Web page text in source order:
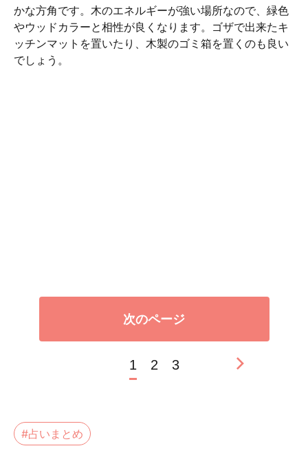
かな方角です。木のエネルギーが強い場所なので、緑色
やウッドカラーと相性が良くなります。ゴザで出来たキ
ッチンマットを置いたり、木製のゴミ箱を置くのも良い
でしょう。
次のページ
1 2 3
#占いまとめ